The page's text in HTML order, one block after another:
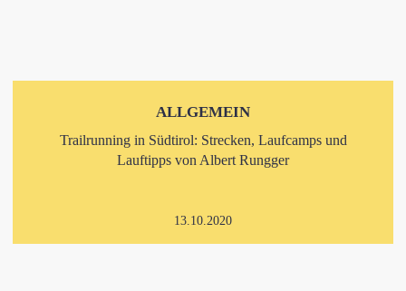
ALLGEMEIN
Trailrunning in Südtirol: Strecken, Laufcamps und
Lauftipps von Albert Rungger
13.10.2020